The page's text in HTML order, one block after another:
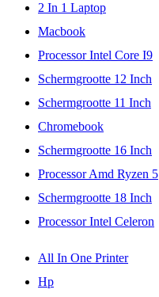
2 In 1 Laptop
Macbook
Processor Intel Core I9
Schermgrootte 12 Inch
Schermgrootte 11 Inch
Chromebook
Schermgrootte 16 Inch
Processor Amd Ryzen 5
Schermgrootte 18 Inch
Processor Intel Celeron
All In One Printer
Hp